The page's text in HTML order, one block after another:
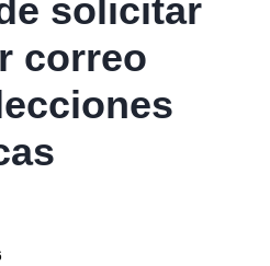
solicitar
correo